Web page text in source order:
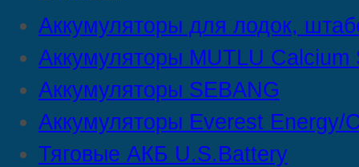
Аккумуляторы для лодок,
Аккумуляторы MUTLU Calcium
Аккумуляторы SEBANG
Аккумуляторы Everest Energy/
Тяговые АКБ U.S.Battery